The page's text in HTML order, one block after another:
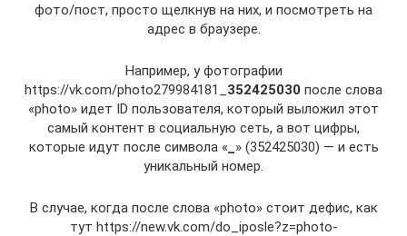
фото/пост, просто щелкнув на них, и посмотреть на
адрес в браузере.
Например, у фотографии
https://vk.com/photo279984181_ 352425030 после слова
«photo» идет ID пользователя, который выложил этот
самый контент в социальную сеть, а вот цифры,
которые идут после символа « » (352425030) — и есть
уникальный номер.
В случае, когда после слова «photo» стоит дефис, как
тут https://new.vk.com/do_iposle?z=photo-